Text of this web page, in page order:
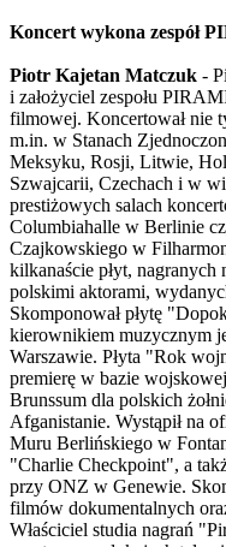
Koncert wykona zespół
Piotr Kajetan Matczuk -
i założyciel zespołu
filmowej. Koncertował nie
m.in. w Stanach
Meksyku, Rosji, Litwie,
Szwajcarii, Czechach i w
prestiżowych salach
Columbiahalle w Berlinie
Czajkowskiego w
kilkanaście płyt, nagranych
polskimi aktorami,
Skomponował płytę
kierownikiem muzycznym
Warszawie. Płyta "Rok
premierę w bazie
Brunssum dla polskich
Afganistanie. Wystąpił na
Muru Berlińskiego w
"Charlie Checkpoint", a
przy ONZ w Genewie.
filmów dokumentalnych
Właściciel studia nagrań